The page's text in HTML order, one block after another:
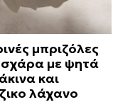
μπριζόλες
με ψητά
και
λάχανο